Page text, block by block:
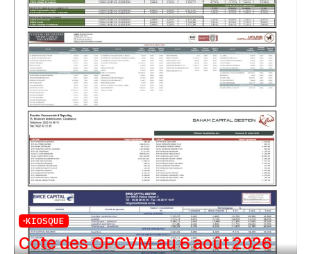
KIOSQUE
Cote des OPCVM au 6 août 2026